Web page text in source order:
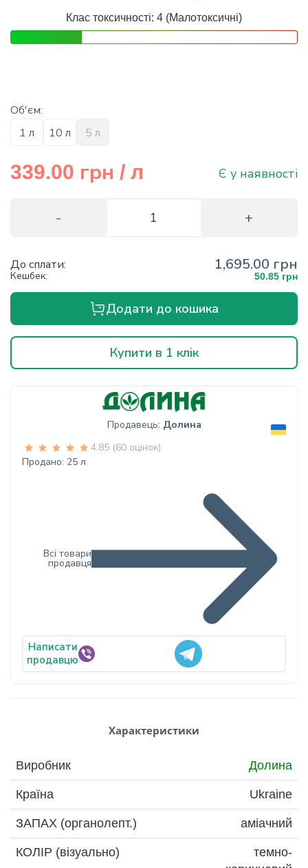
Клас токсичності: 4 (Малотоксичні)
Об'єм:
1 л
10 л 5 л
339.00 грн / л Є у наявності
До сплати: 1,695.00 грн
Кешбек: 50.85 грн
Додати до кошика
Купити в 1 клік
Продавець: Долина
4.85 (60 оцінок)
Написати
продавцю
Продано: 25 л
Всі товари
продавця
Характеристики
Виробник Долина
Країна Ukraine
ЗАПАХ (органолепт.) аміачний
КОЛІР (візуально)
темно-